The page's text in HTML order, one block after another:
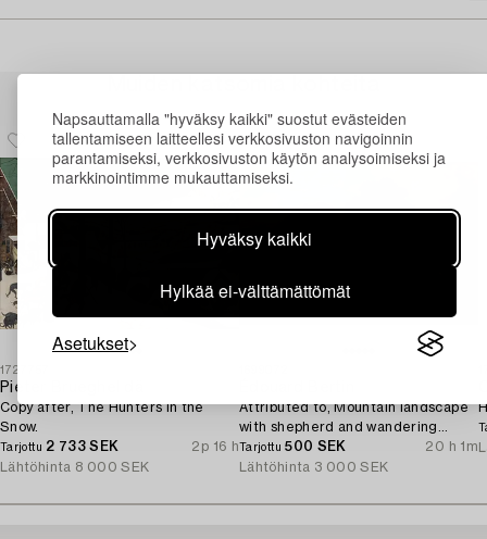
Napsauttamalla "hyväksy kaikki" suostut evästeiden
tallentamiseen laitteellesi verkkosivuston navigoinnin
parantamiseksi, verkkosivuston käytön analysoimiseksi ja
markkinointimme mukauttamiseksi.
Hyväksy kaikki
Hylkää ei-välttämättömät
Asetukset
1727757
Pieter Brueghel dä
Copy after, The Hunters in the
Snow.
Tarjottu 2 733 SEK
2p 16 h
Lähtöhinta 8 000 SEK
Attributed to, Mountain landscape
with shepherd and wandering
woman.
Tarjottu500 SEK
20 h 1m
Lähtöhinta 3 000 SEK